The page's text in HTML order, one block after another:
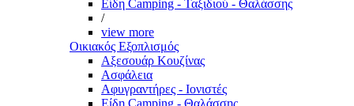
Είδη Camping - Ταξιδιού - Θαλάσσης
/
view more
Οικιακός Εξοπλισμός
Αξεσουάρ Κουζίνας
Ασφάλεια
Αφυγραντήρες - Ιονιστές
Είδη Camping - Θαλάσσης